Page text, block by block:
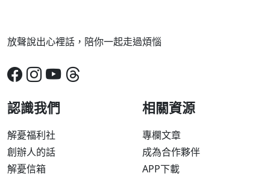
放聲說出心裡話，陪你一起走過煩惱
認識我們
解憂福利社
創辦人的話
解憂信箱
相關資源
專欄文章
成為合作夥伴
APP下載